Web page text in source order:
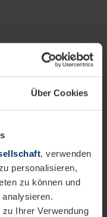
Über Cookies
, verwenden
personalisieren,
zu können und
Ihrer Verwendung